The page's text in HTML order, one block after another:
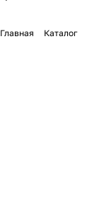
Главная Каталог